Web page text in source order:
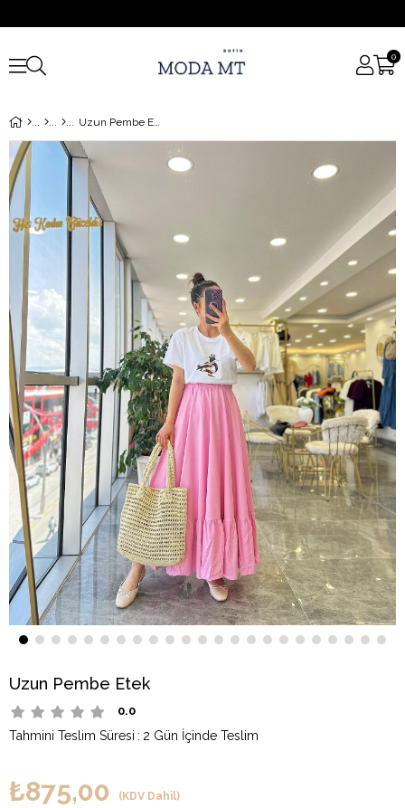
0
Uzun Pembe Etek
Uzun Pembe Etek
0.0
Tahmini Teslim Süresi : 2 Gün İçinde Teslim
₺875,00 (KDV Dahil)